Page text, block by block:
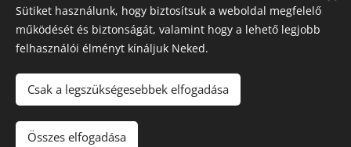
Share
© 2016-2026 Pécsi Görögkatolikus Parókia | 7624 Pécs, Alajos u.
Sütiket használunk, hogy biztosítsuk a weboldal megfelelő
működését és biztonságát, valamint hogy a lehető legjobb
felhasználói élményt kínáljuk Neked.
Csak a legszükségesebbek elfogadása
Összes elfogadása